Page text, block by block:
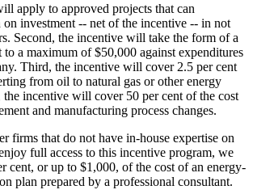
apply to approved projects that can
on investment -- net of the incentive -- in not
Second, the incentive will take the form of a
to a maximum of $50,000 against expenditures
Third, the incentive will cover 2.5 per cent
from oil to natural gas or other energy
incentive will cover 50 per cent of the cost
and manufacturing process changes.
firms that do not have in-house expertise on
full access to this incentive program, we
cent, or up to $1,000, of the cost of an energy-
plan prepared by a professional consultant.